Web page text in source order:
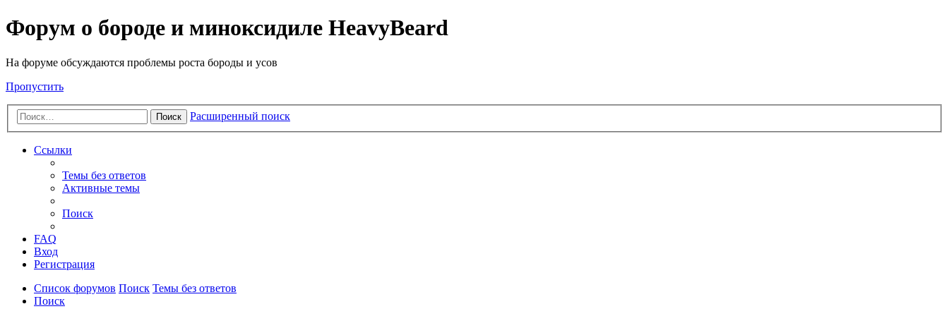
Форум о бороде и миноксидиле HeavyBeard
На форуме обсуждаются проблемы роста бороды и усов
Пропустить
Поиск Расширенный поиск
Ссылки
Темы без ответов
Активные темы
Поиск
FAQ
Вход
Регистрация
Список форумов Поиск Темы без ответов
Поиск